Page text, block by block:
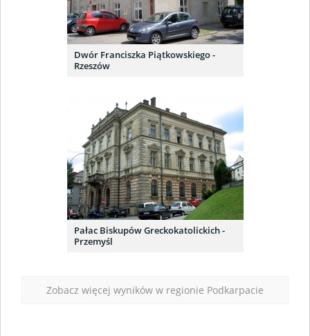
Dwór Franciszka Piątkowskiego -
Rzeszów
Pałac Biskupów Greckokatolickich -
Przemyśl
Zobacz więcej wyników w regionie Podkarpacie